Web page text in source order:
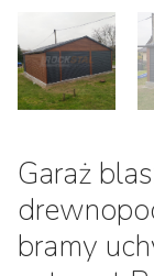
Garaż
bramy